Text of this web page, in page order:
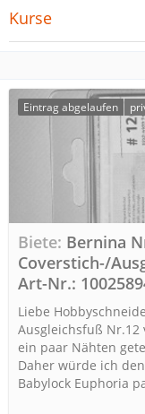
Kurse
Eintrag abgelaufen
Biete Bernina
Coverstich-/
Art-Nr.:
Liebe
Ausgleichsfuß
ein paar Nähten
Daher würde ich
Babylock Euphoria